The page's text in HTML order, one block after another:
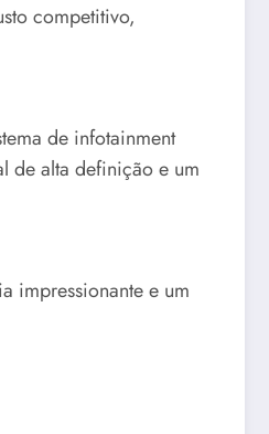
competitivo,
de infotainment
de alta definição e um
impressionante e um